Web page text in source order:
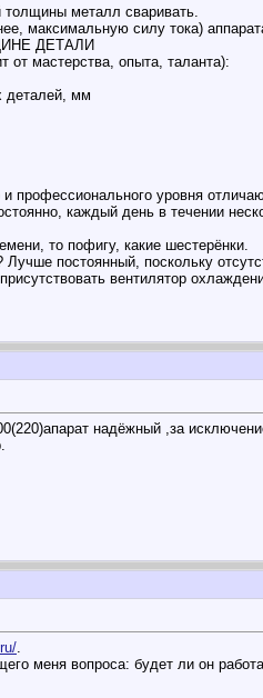
толщины металл сваривать.
максимальную силу тока)
ДЕТАЛИ
от мастерства, опыта, таланта):
деталей, мм
профессионального уровня
каждый день в течении
то пофигу, какие шестерёнки.
постоянный, поскольку
вентилятор
надёжный ,за
.
меня вопроса: будет ли он